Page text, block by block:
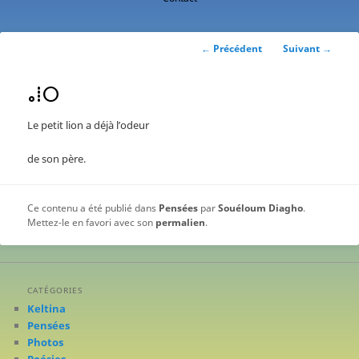
Navigation
← Précédent Suivant →
ⴰⵂⵔ
Le petit lion a déjà l’odeur
de son père.
Ce contenu a été publié dans Pensées parSouéloum Diagho.
Mettez-le en favori avec son permalien.
CATÉGORIES
Keltina
Pensées
Photos